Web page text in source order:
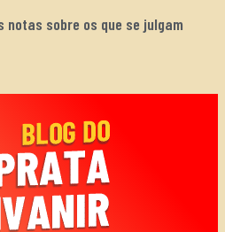
notas sobre os que se julgam